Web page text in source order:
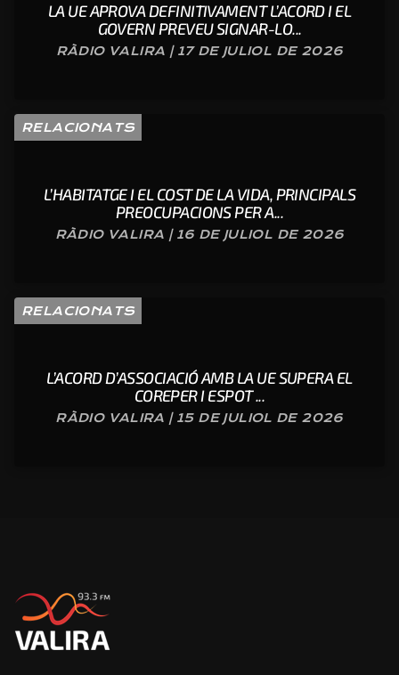
LA UE APROVA DEFINITIVAMENT L’ACORD I EL
GOVERN PREVEU SIGNAR-LO...
RÀDIO VALIRA | 17 DE JULIOL DE 2026
RELACIONATS
L’HABITATGE I EL COST DE LA VIDA, PRINCIPALS
PREOCUPACIONS PER A...
RÀDIO VALIRA | 16 DE JULIOL DE 2026
RELACIONATS
L’ACORD D’ASSOCIACIÓ AMB LA UE SUPERA EL
COREPER I ESPOT ...
RÀDIO VALIRA | 15 DE JULIOL DE 2026